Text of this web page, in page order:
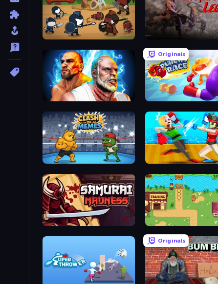
Warrior Clash Samurai Legacy
Fighter Legends Duo
Originals
Punchy Race
Clash of Memes Funny Ragdoll Wrestlers
Samurai Madness Duck Life: Battle (Demo)
Originals